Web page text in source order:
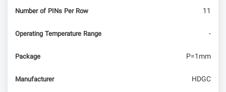
Number of PINs Per Row 11
Operating Temperature Range -
Package P=1mm
Manufacturer HDGC